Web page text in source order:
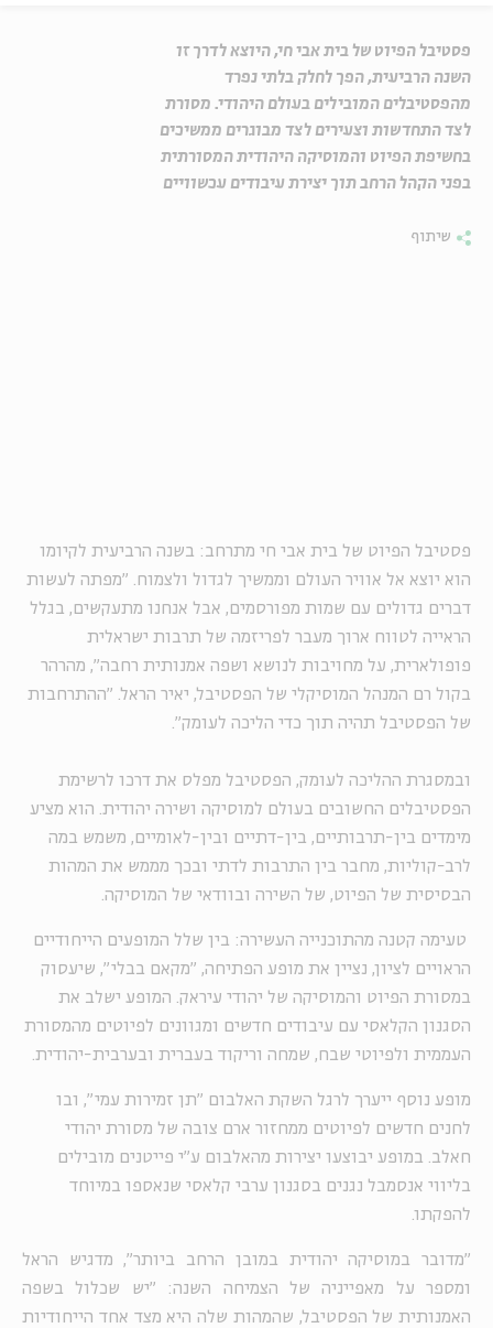
פסטיבל הפיוט של בית אבי חי, היוצא לדרך זו
השנה הרביעית, הפך לחלק בלתי נפרד
מהפסטיבלים המובילים בעולם היהודי. מסורת
לצד התחדשות וצעירים לצד מבוגרים ממשיכים
בחשיפת הפיוט והמוסיקה היהודית המסורתית
בפני הקהל הרחב תוך יצירת עיבודים עכשוויים
שיתוף
פסטיבל הפיוט של בית אבי חי מתרחב: בשנה הרביעית לקיומו
הוא יוצא אל אוויר העולם וממשיך לגדול ולצמוח. "מפתה לעשות
דברים גדולים עם שמות מפורסמים, אבל אנחנו מתעקשים, בגלל
הראייה לטווח ארוך מעבר לפריזמה של תרבות ישראלית
פופולארית, על מחויבות לנושא ושפה אמנותית רחבה", מהרהר
בקול רם המנהל המוסיקלי של הפסטיבל, יאיר הראל. "ההתרחבות
של הפסטיבל תהיה תוך כדי הליכה לעומק".
ובמסגרת ההליכה לעומק, הפסטיבל מפלס את דרכו לרשימת
הפסטיבלים החשובים בעולם למוסיקה ושירה יהודית. הוא מציע
מימדים בין-תרבותיים, בין-דתיים ובין-לאומיים, משמש במה
לרב-קוליות, מחבר בין התרבות לדתי ובכך מממש את המהות
הבסיסית של הפיוט, של השירה ובוודאי של המוסיקה.
טעימה קטנה מהתוכנייה העשירה: בין שלל המופעים הייחודיים
הראויים לציון, נציין את מופע הפתיחה, "מקאם בבלי", שיעסוק
במסורת הפיוט והמוסיקה של יהודי עיראק. המופע ישלב את
הסגנון הקלאסי עם עיבודים חדשים ומגוונים לפיוטים מהמסורת
העממית ולפיוטי שבח, שמחה וריקוד בעברית ובערבית-יהודית.
מופע נוסף ייערך לרגל השקת האלבום "תן זמירות עמי", ובו
לחנים חדשים לפיוטים ממחזור ארם צובה של מסורת יהודי
חאלב. במופע יבוצעו יצירות מהאלבום ע”י פייטנים מובילים
בליווי אנסמבל נגנים בסגנון ערבי קלאסי שנאספו במיוחד
להפקתו.
"מדובר במוסיקה יהודית במובן הרחב ביותר", מדגיש הראל
ומספר על מאפייניה של הצמיחה השנה: "יש שכלול בשפה
האמנותית של הפסטיבל, שהמהות שלה היא מצד אחד הייחודיות